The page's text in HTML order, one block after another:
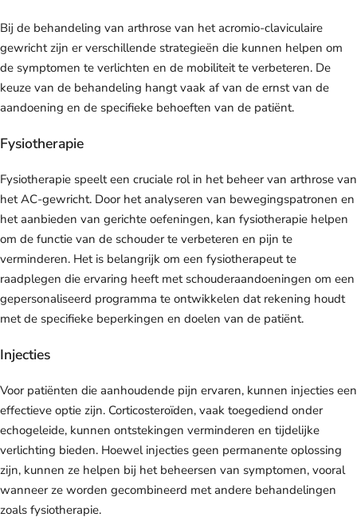
Bij de behandeling van arthrose van het acromio-claviculaire
gewricht zijn er verschillende strategieën die kunnen helpen om
de symptomen te verlichten en de mobiliteit te verbeteren. De
keuze van de behandeling hangt vaak af van de ernst van de
aandoening en de specifieke behoeften van de patiënt.
Fysiotherapie
Fysiotherapie speelt een cruciale rol in het beheer van arthrose van
het AC-gewricht. Door het analyseren van bewegingspatronen en
het aanbieden van gerichte oefeningen, kan fysiotherapie helpen
om de functie van de schouder te verbeteren en pijn te
verminderen. Het is belangrijk om een fysiotherapeut te
raadplegen die ervaring heeft met schouderaandoeningen om een
gepersonaliseerd programma te ontwikkelen dat rekening houdt
met de specifieke beperkingen en doelen van de patiënt.
Injecties
Voor patiënten die aanhoudende pijn ervaren, kunnen injecties een
effectieve optie zijn. Corticosteroïden, vaak toegediend onder
echogeleide, kunnen ontstekingen verminderen en tijdelijke
verlichting bieden. Hoewel injecties geen permanente oplossing
zijn, kunnen ze helpen bij het beheersen van symptomen, vooral
wanneer ze worden gecombineerd met andere behandelingen
zoals fysiotherapie.